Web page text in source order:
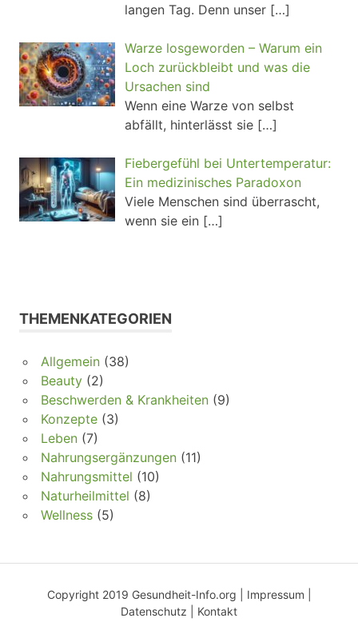
langen Tag. Denn unser […]
Warze losgeworden – Warum ein
Loch zurückbleibt und was die
Ursachen sind
Wenn eine Warze von selbst
abfällt, hinterlässt sie […]
Fiebergefühl bei Untertemperatur:
Ein medizinisches Paradoxon
Viele Menschen sind überrascht,
wenn sie ein […]
THEMENKATEGORIEN
Allgemein(38)
Beauty(2)
Beschwerden & Krankheiten(9)
Konzepte(3)
Leben(7)
Nahrungsergänzungen(11)
Nahrungsmittel (10)
Naturheilmittel (8)
Wellness(5)
Copyright 2019 Gesundheit-Info.org | Impressum
Datenschutz
Kontakt